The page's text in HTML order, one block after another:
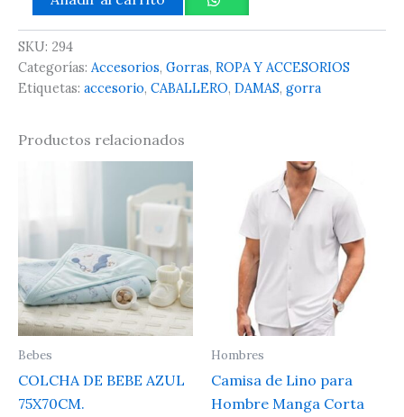
SKU: 294
Categorías: Accesorios, Gorras, ROPA Y ACCESORIOS
Etiquetas: accesorio, CABALLERO, DAMAS, gorra
Productos relacionados
Bebes
COLCHA DE BEBE AZUL
75X70CM.
Hombres
Camisa de Lino para
Hombre Manga Corta